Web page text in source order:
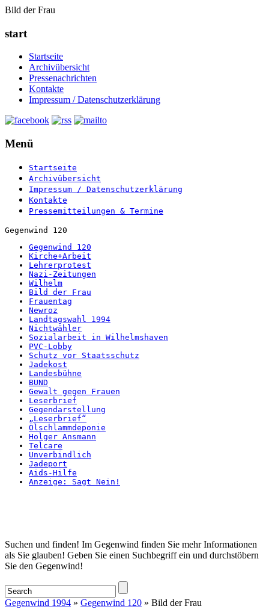
Bild der Frau
start
Startseite
Archivübersicht
Pressenachrichten
Kontakte
Impressum / Datenschutzerklärung
Menü
Startseite
Archivübersicht
Impressum / Datenschutzerklärung
Kontakte
Pressemitteilungen & Termine
Gegenwind 120
Gegenwind 120
Kirche+Arbeit
Lehrerprotest
Nazi-Zeitungen
Wilhelm
Bild der Frau
Frauentag
Newroz
Landtagswahl 1994
Nichtwähler
Sozialarbeit in Wilhelmshaven
PVC-Lobby
Schutz vor Staatsschutz
Jadekost
Landesbühne
BUND
Gewalt gegen Frauen
Leserbrief
Gegendarstellung
„Leserbrief“
Ölschlammdeponie
Holger Ansmann
Telcare
Unverbindlich
Jadeport
Aids-Hilfe
Anzeige: Sagt Nein!
Startseite
Suchen und finden! Im Gegenwind finden Sie mehr Informationen
als Sie glauben! Geben Sie einen Suchbegriff ein und durchstöbern
Sie den Gegenwind!
Gegenwind 1994 » Gegenwind 120 » Bild der Frau